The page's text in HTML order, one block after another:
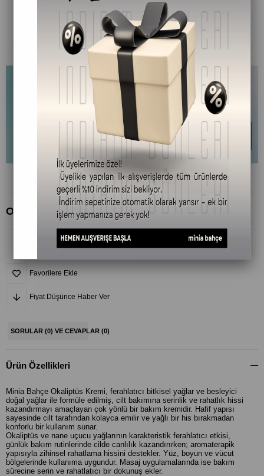
Okaliptüs Kremi – %100 Doğal, 50 ml
Favorilere Ekle
Fiyat Düşünce Haber Ver
SORULAR (0) VE CEVAPLAR (0)
Ürün Özellikleri
Minia Bahçe Okaliptüs Kremi, ferahlatıcı bitkisel yağlar ve besleyici
doğal yağlar ile formüle edilmiş, cilt bakımına serinlik ve rahatlık hissi
kazandırmayı amaçlayan çok yönlü bir bakım kremidir. Hafif yapısı
sayesinde cilt tarafından kolayca emilir ve yağlı bir his bırakmadan
konforlu bir kullanım sunar.
Okaliptüs ve nane uçucu yağlarının karakteristik ferahlatıcı etkisi,
günlük bakım rutinlerinde cilde canlılık kazandırırken; aromaterapik
yapısıyla zihinsel rahatlama hissini destekler. Yüz, boyun ve vücut
bölgelerinde kullanıma uygundur. Masaj uygulamalarında ise bakım
sürecine serin ve rahatlatıcı bir dokunuş ekler.